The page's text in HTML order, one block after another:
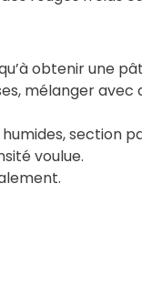
obtenir une
mélanger
section
voulue.